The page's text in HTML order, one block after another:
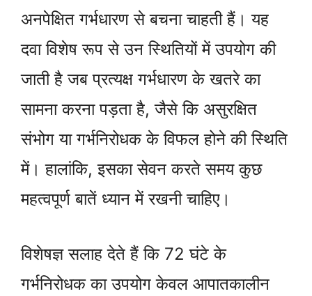
अनपेक्षित गर्भधारण से बचना चाहती हैं। यह
दवा विशेष रूप से उन स्थितियों में उपयोग की
जाती है जब प्रत्यक्ष गर्भधारण के खतरे का
सामना करना पड़ता है, जैसे कि असुरक्षित
संभोग या गर्भनिरोधक के विफल होने की स्थिति
में। हालांकि, इसका सेवन करते समय कुछ
महत्वपूर्ण बातें ध्यान में रखनी चाहिए।
विशेषज्ञ सलाह देते हैं कि 72 घंटे के
गर्भनिरोधक का उपयोग केवल आपातकालीन